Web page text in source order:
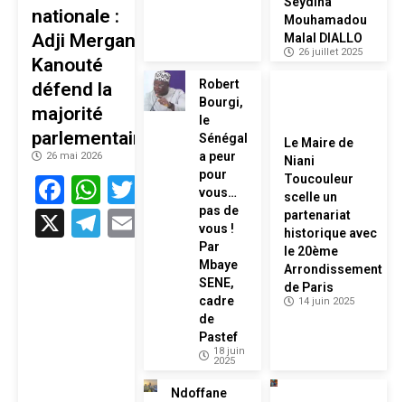
nationale :
Adji Mergane
Kanouté
défend la
majorité
parlementaire
26 mai 2026
Facebook
WhatsApp
Twitter
X
Telegram
Email
Mouhamadou
Malal DIALLO
26 juillet 2025
Robert
Bourgi,
le
Sénégal
a peur
pour
vous…
pas de
vous !
Par
Mbaye
SENE,
cadre
de
Pastef
18 juin
2025
Le Maire de
Niani
Toucouleur
scelle un
partenariat
historique avec
le 20ème
Arrondissement
de Paris
14 juin 2025
Ndoffane